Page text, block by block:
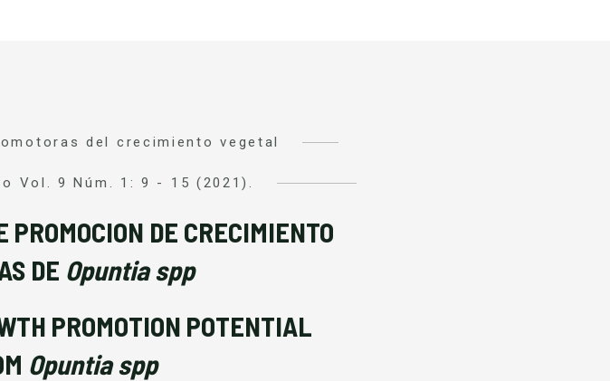
del crecimiento vegetal
Vol. 9 Núm. 1: 9 - 15 (2021).
DE CRECIMIENTO
DE Opuntia spp
PROMOTION POTENTIAL
Opuntia spp